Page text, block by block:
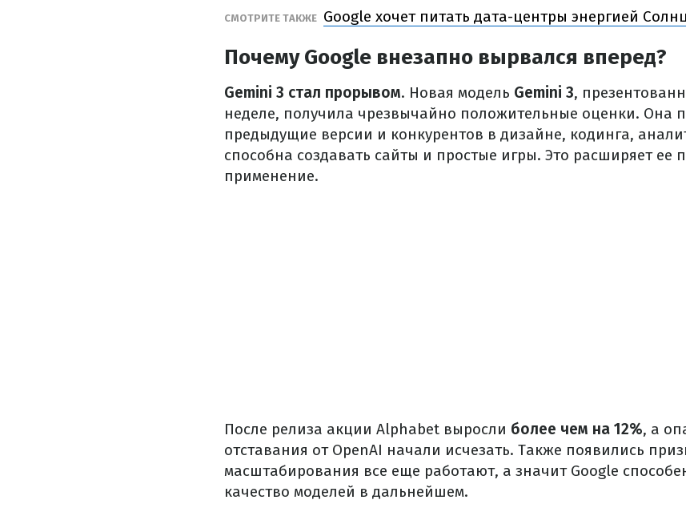
СМОТРИТЕ ТАКЖЕ Google хочет питать дата-центры энергией
Почему Google внезапно вырвался вперед?
Gemini 3 стал прорывом. Новая модель Gemini 3,
неделе, получила чрезвычайно положительные оценки. Она
предыдущие версии и конкурентов в дизайне, кодинга,
способна создавать сайты и простые игры. Это расширяет ее
применение.
После релиза акции Alphabet выросли более чем на 12%, а
отставания от OpenAI начали исчезать. Также появились
масштабирования все еще работают, а значит Google
качество моделей в дальнейшем.